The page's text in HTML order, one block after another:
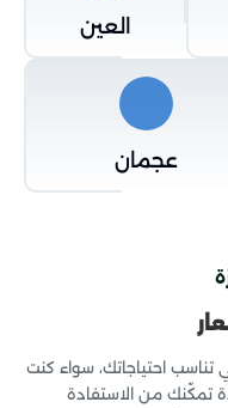
العين
عجمان
احتياجاتك، سواء كنت
تمكّنك من الاستفادة